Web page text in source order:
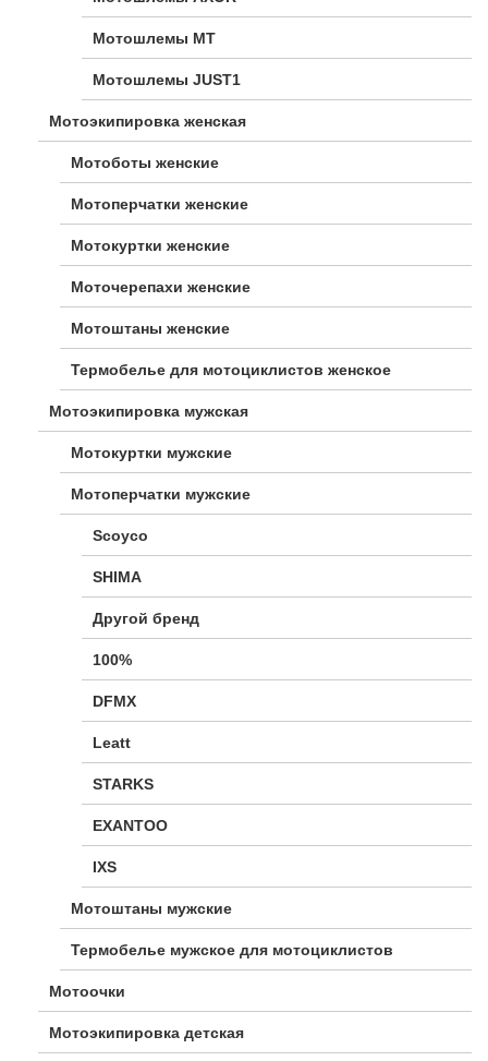
Мотошлемы MT
Мотошлемы JUST1
Мотоэкипировка женская
Мотоботы женские
Мотоперчатки женские
Мотокуртки женские
Моточерепахи женские
Мотоштаны женские
Термобелье для мотоциклистов женское
Мотоэкипировка мужская
Мотокуртки мужские
Мотоперчатки мужские
Scoyco
SHIMA
Другой бренд
100%
DFMX
Leatt
STARKS
EXANTOO
IXS
Мотоштаны мужские
Термобелье мужское для мотоциклистов
Мотоочки
Мотоэкипировка детская